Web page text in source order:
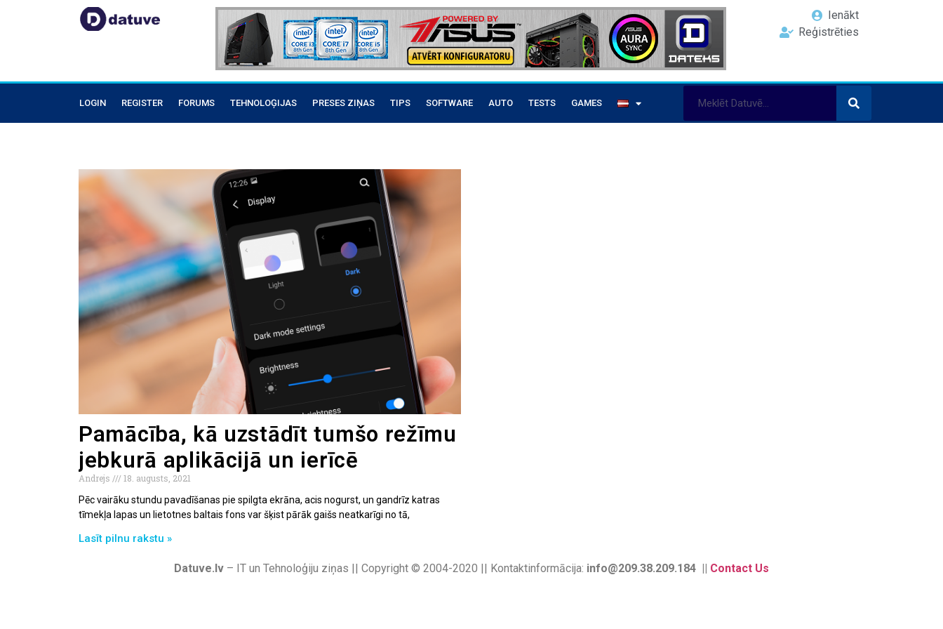
Ienākt
Reģistrēties
LOGIN REGISTER FORUMS TEHNOLOĢIJAS PRESES ZIŅAS TIPS SOFTWARE AUTO TESTS GAMES
Pamācība, kā uzstādīt tumšo režīmu
jebkurā aplikācijā un ierīcē
Andrejs
18. augusts, 2021
Pēc vairāku stundu pavadīšanas pie spilgta ekrāna, acis nogurst, un gandrīz katras
tīmekļa lapas un lietotnes baltais fons var šķist pārāk gaišs neatkarīgi no tā,
Lasīt pilnu rakstu »
Datuve.lv – IT un Tehnoloģiju ziņas || Copyright © 2004-2020 || Kontaktinformācija: info@209.38.209.184 || Contact Us